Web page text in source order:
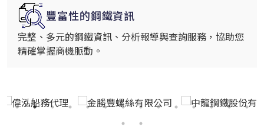
豐富性的鋼鐵資訊
完整、多元的鋼鐵資訊、分析報導與查詢服務，協助您
精確掌握商機脈動。